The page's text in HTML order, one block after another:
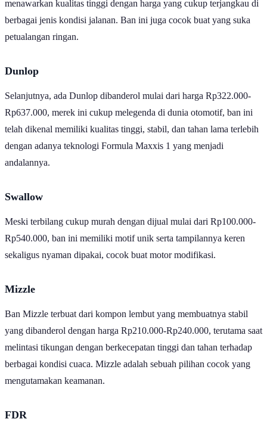
menawarkan kualitas tinggi dengan harga yang cukup terjangkau di
berbagai jenis kondisi jalanan. Ban ini juga cocok buat yang suka
petualangan ringan.
Dunlop
Selanjutnya, ada Dunlop dibanderol mulai dari harga Rp322.000-
Rp637.000, merek ini cukup melegenda di dunia otomotif, ban ini
telah dikenal memiliki kualitas tinggi, stabil, dan tahan lama terlebih
dengan adanya teknologi Formula Maxxis 1 yang menjadi
andalannya.
Swallow
Meski terbilang cukup murah dengan dijual mulai dari Rp100.000-
Rp540.000, ban ini memiliki motif unik serta tampilannya keren
sekaligus nyaman dipakai, cocok buat motor modifikasi.
Mizzle
Ban Mizzle terbuat dari kompon lembut yang membuatnya stabil
yang dibanderol dengan harga Rp210.000-Rp240.000, terutama saat
melintasi tikungan dengan berkecepatan tinggi dan tahan terhadap
berbagai kondisi cuaca. Mizzle adalah sebuah pilihan cocok yang
mengutamakan keamanan.
FDR